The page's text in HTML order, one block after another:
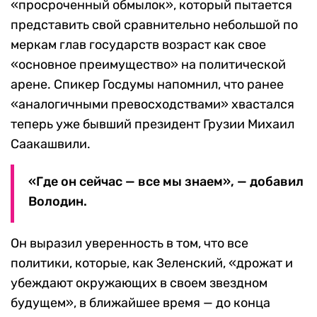
«просроченный обмылок», который пытается
представить свой сравнительно небольшой по
меркам глав государств возраст как свое
«основное преимущество» на политической
арене. Спикер Госдумы напомнил, что ранее
«аналогичными превосходствами» хвастался
теперь уже бывший президент Грузии Михаил
Саакашвили.
«Где он сейчас — все мы знаем», — добавил
Володин.
Он выразил уверенность в том, что все
политики, которые, как Зеленский, «дрожат и
убеждают окружающих в своем звездном
будущем», в ближайшее время — до конца